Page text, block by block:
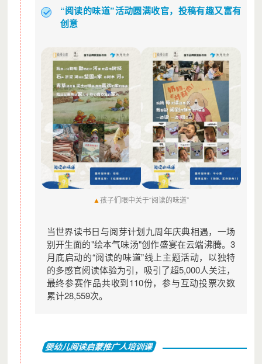
“阅读的味道”活动圆满收官，投稿有趣又富有
创意
▲孩子们眼中关于“阅读的味道”
当世界读书日与阅芽计划九周年庆典相遇，一场
别开生面的"绘本气味汤"创作盛宴在云端沸腾。3
月底启动的“阅读的味道”线上主题活动，以独特
的多感官阅读体验为引，吸引了超5,000人关注，
最终参赛作品共收到110份，参与互动投票次数
累计28,559次。
婴幼儿阅读启蒙推广人培训课